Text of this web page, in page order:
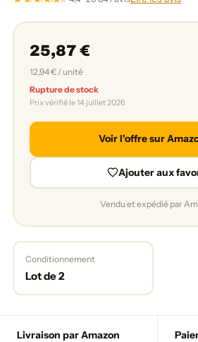
25,87 €
12,94 € / unité
Rupture de stock
Prix vérifié le 14 juillet 2026
Voir l'offre sur
Ajouter aux
Vendu et expédié par
Conditionnement
Lot de 2
Livraison par Amazon